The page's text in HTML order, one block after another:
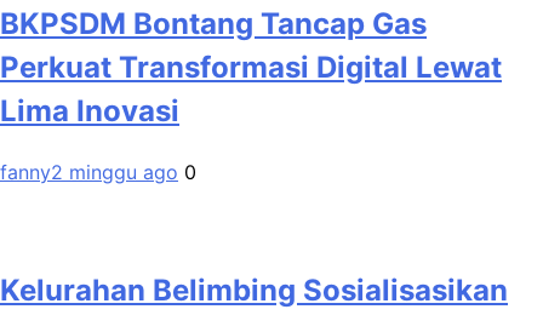
BKPSDM Bontang Tancap Gas
Perkuat Transformasi Digital Lewat
Lima Inovasi
fanny2 minggu ago 0
Kelurahan Belimbing Sosialisasikan